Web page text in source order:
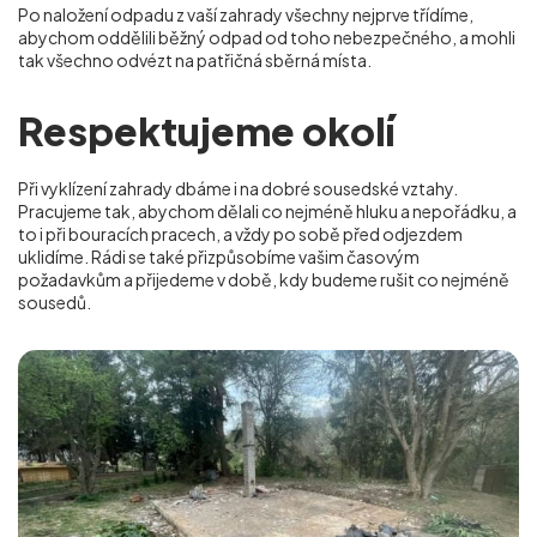
Po naložení odpadu z vaší zahrady všechny nejprve třídíme,
abychom oddělili běžný odpad od toho nebezpečného, a mohli
tak všechno odvézt na patřičná sběrná místa.
Respektujeme okolí
Při vyklízení zahrady dbáme i na dobré sousedské vztahy.
Pracujeme tak, abychom dělali co nejméně hluku a nepořádku, a
to i při bouracích pracech, a vždy po sobě před odjezdem
uklidíme. Rádi se také přizpůsobíme vašim časovým
požadavkům a přijedeme v době, kdy budeme rušit co nejméně
sousedů.